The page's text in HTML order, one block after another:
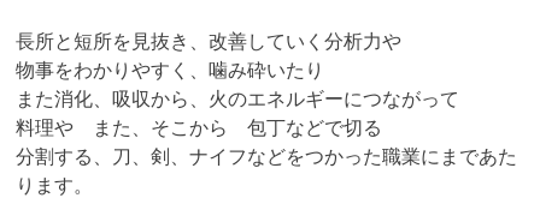
長所と短所を見抜き、改善していく分析力や
物事をわかりやすく、噛み砕いたり
また消化、吸収から、火のエネルギーにつながって
料理や また、そこから 包丁などで切る
分割する、刀、剣、ナイフなどをつかった職業にまであた
ります。